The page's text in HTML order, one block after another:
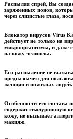
Распыляя спрей, Вы
заряженных ионов,
через слизистые глаза,
Блокатор вирусов Virus
действует не только на
микроорганизмы, и даже
на кожу человека.
Его распыление не
предназначен для
женщин и пожилых людей.
Особенности его
содержит гиалуроновую
кожу, не вызывает
макияж.